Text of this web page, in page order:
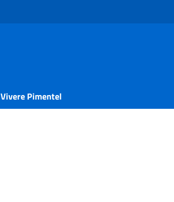
Vivere Pimentel